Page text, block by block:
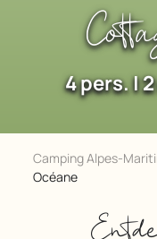
4 pers. |
Camping Alpes-
Océane